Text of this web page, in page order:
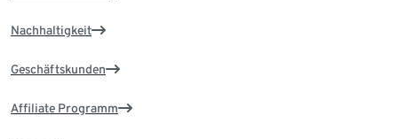
Nachhaltigkeit
Geschäftskunden
Affiliate Programm